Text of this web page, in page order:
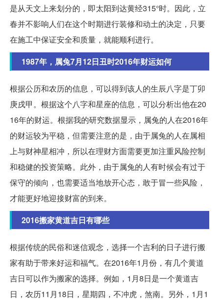
是从天文上来划分的，即太阳到达黄经315°时。因此，立
春并不影响人们在这个时期进行装修和动土的决定，只要
在施工中保证安全和质量，就能顺利进行。
1987年，属兔7月12日丑时2016年财运如何
根据公历和农历的信息，可以得到该人的生辰八字是丁卯
庚戌甲。根据这个八字和星座的信息，可以分析出他在20
16年的财运。根据我的研究数据显示，属兔的人在2016年
的财运较为平稳，但需要注意的是，由于属兔的人在属相
上与财神星相冲，所以在理财方面需要更加注重风险控制
和稳健的投资策略。此外，由于属兔的人有时候会有过于
保守的倾向，也需要适当地放开心态，敢于冒一些风险，
才能更好地迎接财富的到来。
2016搬家黄道吉日有哪些
根据传统的民俗和迷信观念，选择一个吉利的日子进行搬
家有助于带来好运和福气。在2016年1月份，有几个黄道
吉日可以作为搬家的选择。例如，1月8日是一个黄道吉
日，农历11月18日，星期四，不冲虎，煞南。另外，1月1